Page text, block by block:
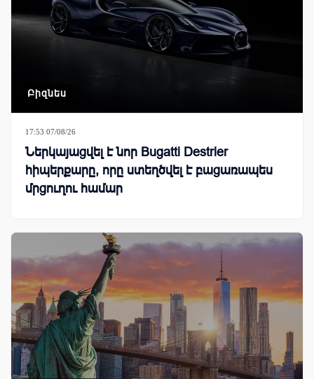
Բիզնես
17:53 07/08/26
Ներկայացվել է նոր Bugatti Destrier
հիպերքարը, որը ստեղծվել է բացառապես
մրցուղու համար